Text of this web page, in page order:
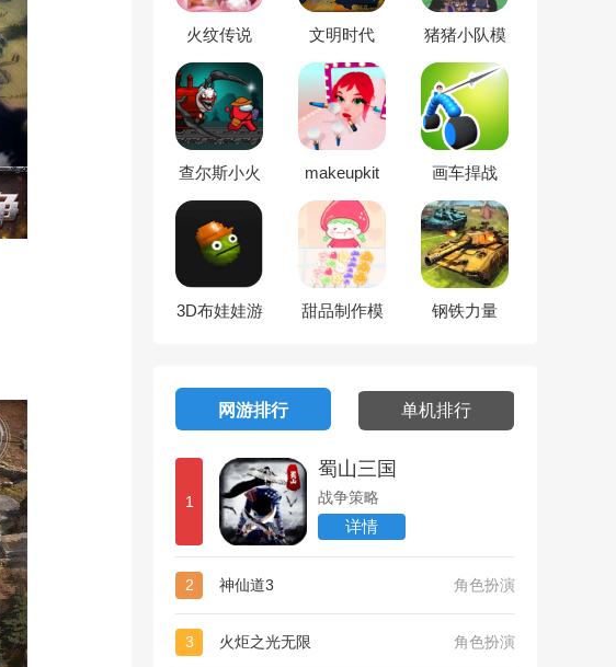
火纹传说
文明时代
猪猪小队模
查尔斯小火
makeupkit
画车捍战
3D布娃娃游
甜品制作模
钢铁力量
网游排行 单机排行
1
蜀山三国
战争策略
详情
2 神仙道3 角色扮演
3 火炬之光无限 角色扮演